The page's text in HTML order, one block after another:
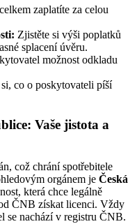
zaplatíte za celou
Zjistěte si výši poplatků
splacení úvěru.
možnost odkladu
si, co o poskytovateli píší
Vaše jistota a
což chrání spotřebitele
orgánem je Česká
která chce legálně
ČNB získat licenci. Vždy
se nachází v registru ČNB.